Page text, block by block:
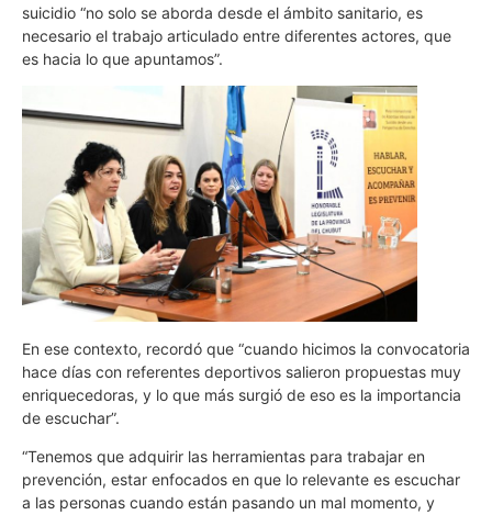
suicidio “no solo se aborda desde el ámbito sanitario, es
necesario el trabajo articulado entre diferentes actores, que
es hacia lo que apuntamos”.
En ese contexto, recordó que “cuando hicimos la convocatoria
hace días con referentes deportivos salieron propuestas muy
enriquecedoras, y lo que más surgió de eso es la importancia
de escuchar”.
“Tenemos que adquirir las herramientas para trabajar en
prevención, estar enfocados en que lo relevante es escuchar
a las personas cuando están pasando un mal momento, y